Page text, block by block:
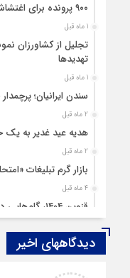
۹۰۰ پرونده برای اغتشاشگران قزوین تشکیل شده است
1 ماه قبل
تجلیل از کشاورزان
تهدیدها
1 ماه قبل
سندن ایرانیان؛
2 ماه قبل
هدیه عید غدیر به یک
2 ماه قبل
بازار گرم تبلیغات
4 ماه قبل
قزوین ۱۴۰۴، گام‌هایی در سایه چالش‌ها
چهارشنبه‌ سوری بی‌غوغا
دیدگاههای اخیر